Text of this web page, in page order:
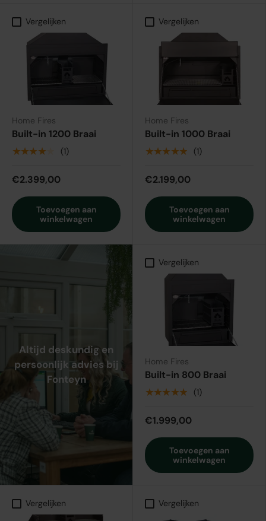
Vergelijken
Home Fires
Built-in 1200 Braai
★★★★★ (1)
€2.399,00
Toevoegen aan
winkelwagen
Vergelijken
Home Fires
Built-in 1000 Braai
★★★★★ (1)
€2.199,00
Toevoegen aan
winkelwagen
Altijd deskundig en
persoonlijk advies bij
Fonteyn
Vergelijken
Home Fires
Built-in 800 Braai
★★★★★ (1)
€1.999,00
Toevoegen aan
winkelwagen
Vergelijken Vergelijken